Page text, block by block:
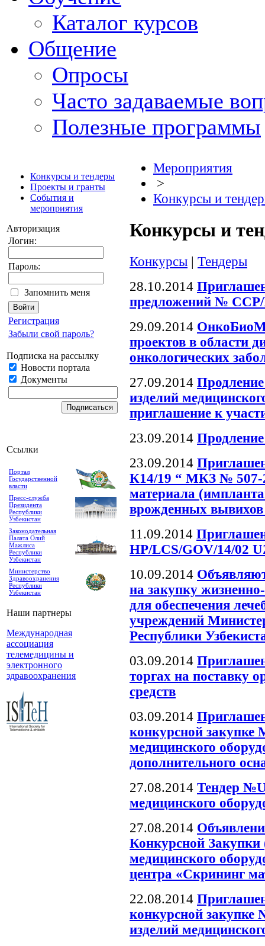
Каталог курсов
Общение
Опросы
Часто задаваемые
Полезные программы
Конкурсы и тендеры
Проекты и гранты
События и
мероприятия
Авторизация
Логин:
Пароль:
Запомнить меня
Регистрация
Забыли свой пароль?
Подписка на рассылку
Новости портала
Документы
Ссылки
Портал
Государственной
власти
Пресс-служба
Президента
Республики
Узбекистан
Законодательная
Палата Олий
Мажлиса
Республики
Узбекистан
Министерство
Здравоохранения
Республики
Узбекистан
Наши партнеры
Международная
ассоциация
телемедицины и
электронного
здравоохранения
Мероприятия
>
Конкурсы и
Конкурсы и
Конкурсы | Тендеры
28.10.2014
предложений № ССР/
29.09.2014
проектов в области
онкологических
27.09.2014
изделий
приглашение к
23.09.2014
23.09.2014
К14/19 “ МКЗ № 507-2
материала
врожденных вывихов
11.09.2014
HP/LCS/GOV/14/02
10.09.2014
на закупку
для обеспечения
учреждений
Республики
03.09.2014
торгах на поставку
средств
03.09.2014
конкурсной
медицинского
дополнительного
27.08.2014 Тендер
медицинского
27.08.2014
Конкурсной
медицинского
центра «Скрининг
22.08.2014
конкурсной закупке
изделий